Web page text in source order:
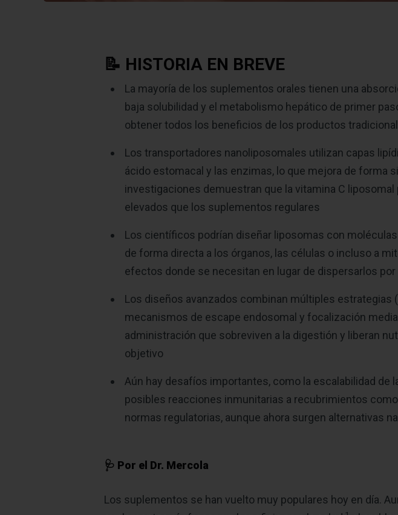
📝 HISTORIA EN BREVE
La mayoría de los suplementos orales tienen una
baja solubilidad y el metabolismo hepático de primer
obtener todos los beneficios de los productos
Los transportadores nanoliposomales utilizan capas
ácido estomacal y las enzimas, lo que mejora de forma
investigaciones demuestran que la vitamina C
elevados que los suplementos regulares
Los científicos podrían diseñar liposomas con
de forma directa a los órganos, las células o incluso a
efectos donde se necesitan en lugar de dispersarlos
Los diseños avanzados combinan múltiples
mecanismos de escape endosomal y focalización
administración que sobreviven a la digestión y liberan
objetivo
Aún hay desafíos importantes, como la escalabilidad de
posibles reacciones inmunitarias a recubrimientos
normas regulatorias, aunque ahora surgen alternativas
🩺 Por el Dr. Mercola
Los suplementos se han vuelto muy populares hoy en día.